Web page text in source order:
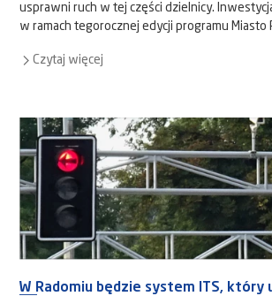
usprawni ruch w tej części dzielnicy.
w ramach tegorocznej edycji programu Miasto
Czytaj więcej
W Radomiu będzie system ITS, który